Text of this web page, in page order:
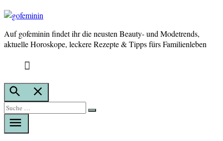
gofeminin
Auf gofeminin findet ihr die neusten Beauty- und Modetrends,
aktuelle Horoskope, leckere Rezepte & Tipps fürs Familienleben
Suche
öffnen
Suche
nach:
Suche